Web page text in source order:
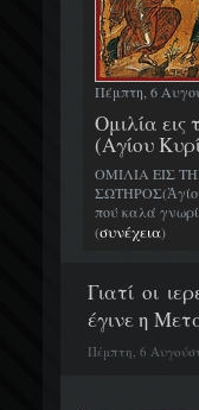
Πέμπτη, 6
Ομιλία
(Αγίου
ΟΜΙΛΙΑ ΕΙΣ
πού καλά
(συνέχεια)
Γιατί οι
έγινε η
Πέμπτη, 6